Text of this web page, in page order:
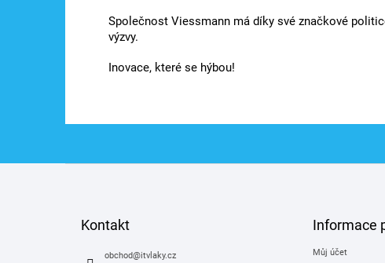
Společnost Viessmann má díky své značkové
výzvy.
Inovace, které se hýbou!
Kontakt
obchod@itvlaky.cz
Informace
Můj účet